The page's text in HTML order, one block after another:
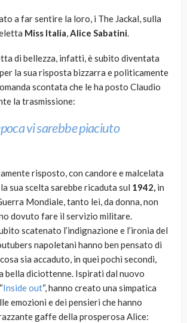
a far sentire la loro, i The Jackal, sulla
Miss Italia,Alice Sabatini.
di bellezza, infatti, è subito diventata
la sua risposta bizzarra e politicamente
scontata che le ha posto Claudio
la trasmissione:
vi sarebbe piaciuto
risposto, con candore e malcelata
sua scelta sarebbe ricaduta sul 1942, in
Mondiale, tanto lei, da donna, non
dovuto fare il servizio militare.
scatenato l’indignazione e l’ironia del
napoletani hanno ben pensato di
sia accaduto, in quei pochi secondi,
bella diciottenne. Ispirati dal nuovo
Inside out“, hanno creato una simpatica
emozioni e dei pensieri che hanno
gaffe della prosperosa Alice: